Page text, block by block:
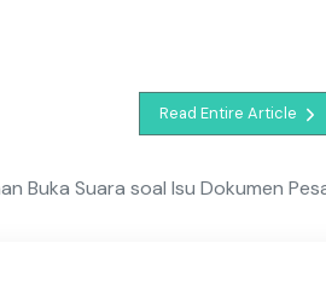
Read Entire Article
Buka Suara soal Isu Dokumen